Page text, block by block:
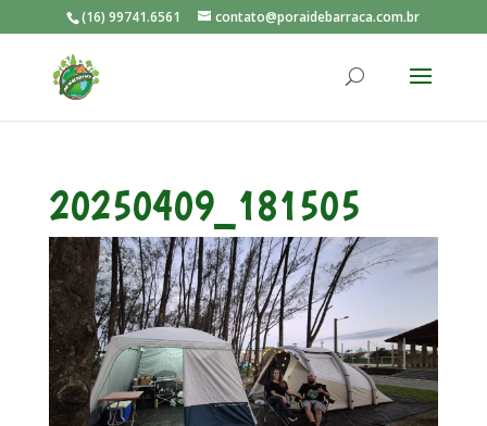
(16) 99741.6561 contato@poraidebarraca.com.br
20250409_181505